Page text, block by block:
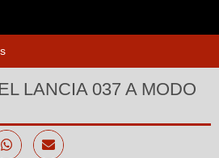
LANCIA 037 A MODO